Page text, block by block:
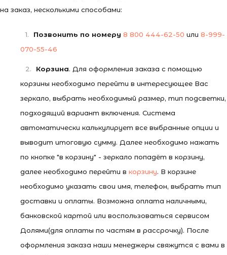
на заказ, несколькими способами:
Позвонить по номеру 8 800 444-62-50 или 8-999-
070-55-46
Корзина. Для оформления заказа с помощью
корзины необходимо перейти в интересующее Вас
зеркало, выбрать необходимый размер, тип подсветки,
подходящий вариант включения. Система
автоматически калькулирует все выбранные опции и
выводит итоговую сумму. Далее необходимо нажать
по кнопке "в корзину" - зеркало попадёт в корзину,
далее необходимо перейти в корзину. В корзине
необходимо указать свои имя, телефон, выбрать тип
доставки и оплаты. Возможна оплата наличными,
банковской картой или воспользоваться сервисом
Долями(для оплаты по частям в рассрочку). После
оформления заказа наши менеджеры свяжутся с вами в